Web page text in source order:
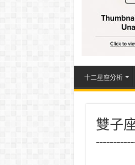
十二星座分析
雙子